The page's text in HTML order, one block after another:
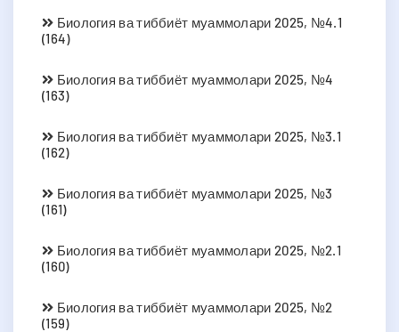
Биология ва тиббиёт муаммолари 2025, №4.1
(164)
Биология ва тиббиёт муаммолари 2025, №4
(163)
Биология ва тиббиёт муаммолари 2025, №3.1
(162)
Биология ва тиббиёт муаммолари 2025, №3
(161)
Биология ва тиббиёт муаммолари 2025, №2.1
(160)
Биология ва тиббиёт муаммолари 2025, №2
(159)